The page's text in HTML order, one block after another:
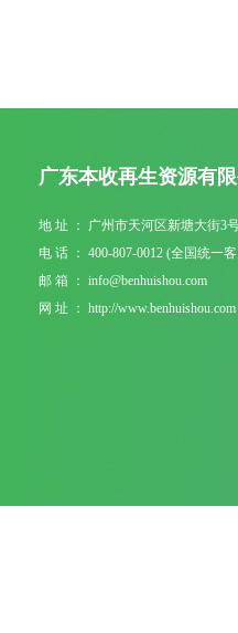
广东本收再生资源有限
地 址 ： 广州市天河区新塘大街3
电 话 ： 400-807-0012 (全国统一
邮 箱 ： info@benhuishou.com
网 址 ： http://www.benhuishou.com